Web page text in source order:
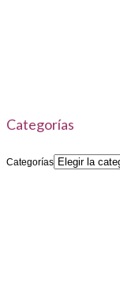
Categorías
Categorías